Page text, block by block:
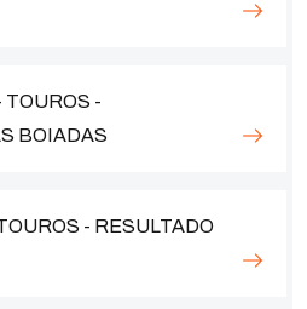
-
BOIADAS
- RESULTADO